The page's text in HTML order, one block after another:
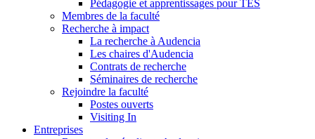
Pédagogie et apprentissages pour TES
Membres de la faculté
Recherche à impact
La recherche à Audencia
Les chaires d'Audencia
Contrats de recherche
Séminaires de recherche
Rejoindre la faculté
Postes ouverts
Visiting In
Entreprises